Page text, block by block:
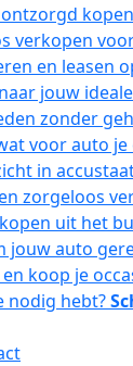
verkopen
en leasen
jouw
zonder
voor auto
in
zorgeloos
uit het
jouw auto
koop je
nodig hebt?